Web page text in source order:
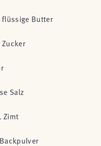
flüssige Butter
Salz
Zimt